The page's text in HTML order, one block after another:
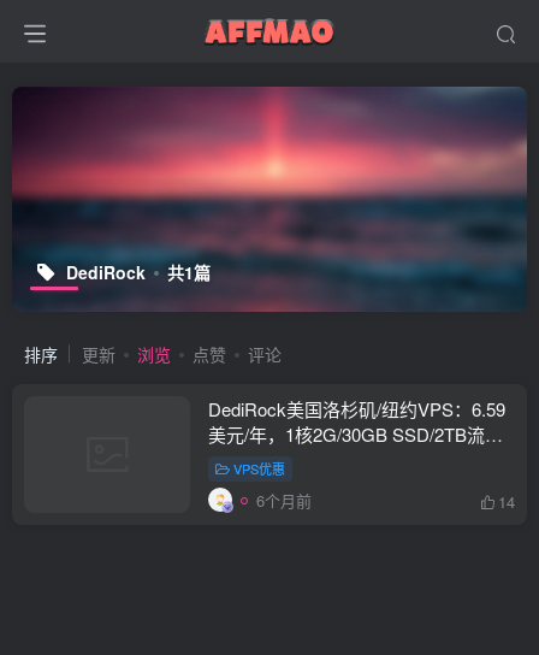
DediRock 共1篇
排序 更新 浏览 点赞 评论
DediRock美国洛杉矶/纽约VPS：6.59
美元/年，1核2G/30GB SSD/2TB流
量/1Gbps
VPS优惠
6个月前 14